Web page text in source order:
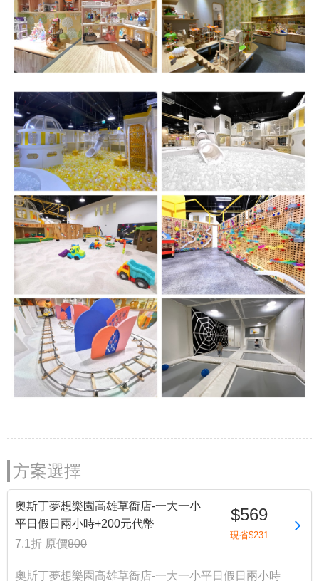
方案選擇
奧斯丁夢想樂園高雄草衙店-一大一小
平日假日兩小時+200元代幣
7.1折 原價800
$569
現省$231
奧斯丁夢想樂園高雄草衙店-一大一小平日假日兩小時